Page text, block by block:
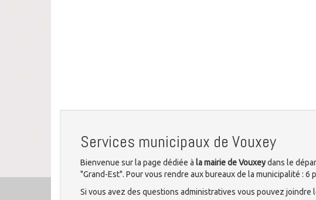
Services municipaux de Vouxey
Bienvenue sur la page dédiée à la mairie de Vouxeydans le
"Grand-Est". Pour vous rendre aux bureaux de la municipalité : 6
Si vous avez des questions administratives vous pouvez joindre